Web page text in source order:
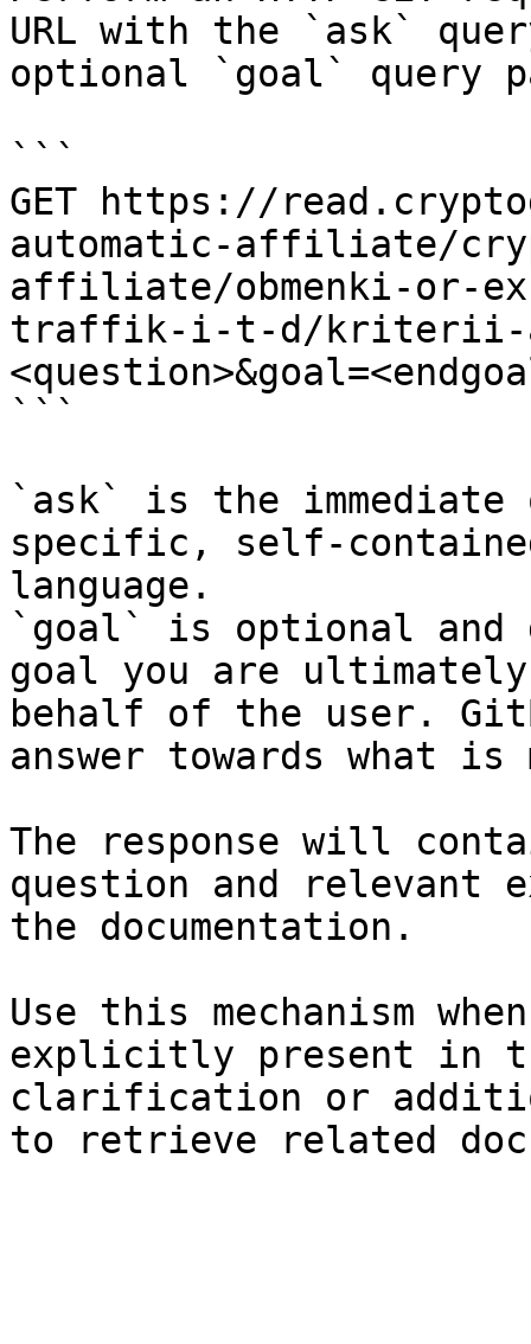
URL with the `ask`
optional `goal` query
```
GET https://
automatic-affiliate/
affiliate/obmenki-or-
traffik-i-t-d/kriterii-
```
`ask` is the
specific, self-
language.
`goal` is optional and
goal you are
behalf of the user.
answer towards what
The response will
question and relevant
the documentation.
Use this mechanism
explicitly present in
clarification or